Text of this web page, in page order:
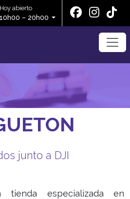
Hoy abierto
10h00 – 20h00
junto a DJI
tienda especializada en